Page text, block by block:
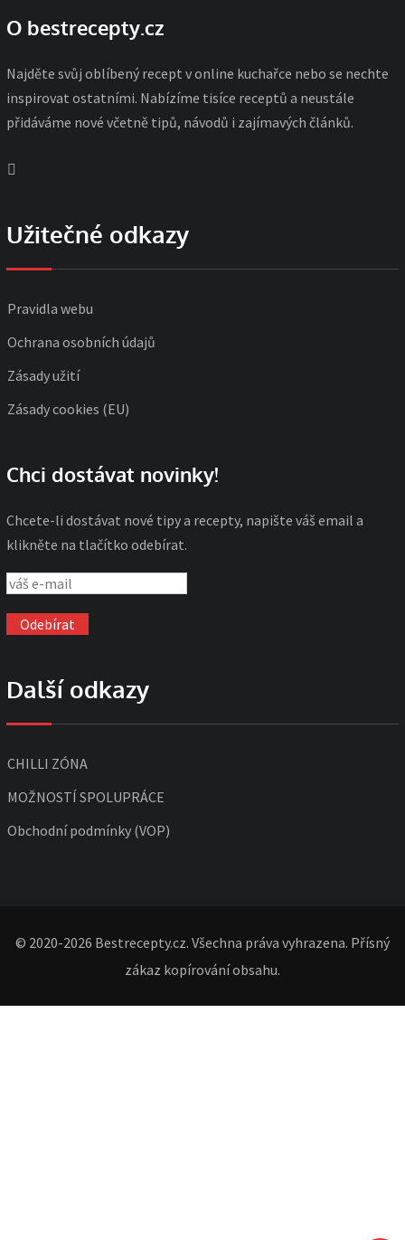
O bestrecepty.cz
Najděte svůj oblíbený recept v online kuchařce nebo se nechte
inspirovat ostatními. Nabízíme tisíce receptů a neustále
přidáváme nové včetně tipů, návodů i zajímavých článků.
Užitečné odkazy
Pravidla webu
Ochrana osobních údajů
Zásady užití
Zásady cookies (EU)
Chci dostávat novinky!
Chcete-li dostávat nové tipy a recepty, napište váš email a
klikněte na tlačítko odebírat.
Další odkazy
CHILLI ZÓNA
MOŽNOSTÍ SPOLUPRÁCE
Obchodní podmínky (VOP)
© 2020-2026 Bestrecepty.cz. Všechna práva vyhrazena. Přísný
zákaz kopírování obsahu.